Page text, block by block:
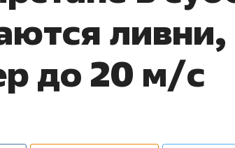
ливни,
до 20 м/с